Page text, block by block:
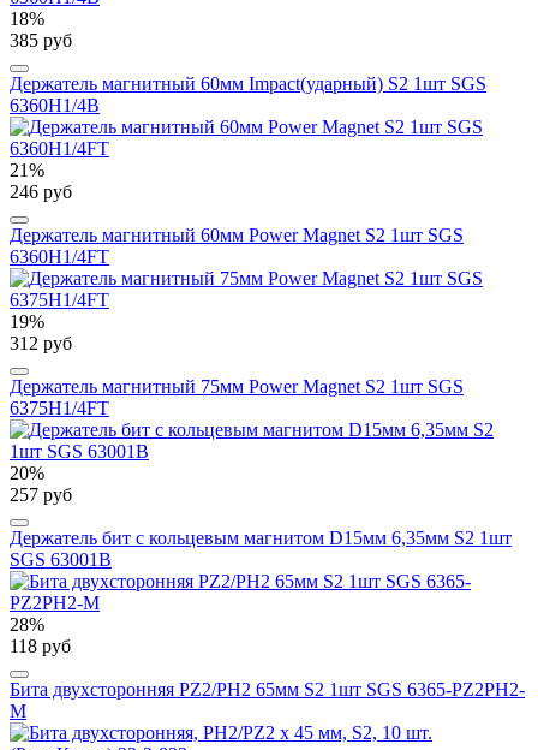
18%
385 руб
Держатель магнитный 60мм Impact(ударный) S2 1шт SGS
6360H1/4B
21%
246 руб
Держатель магнитный 60мм Power Magnet S2 1шт SGS
6360H1/4FT
19%
312 руб
Держатель магнитный 75мм Power Magnet S2 1шт SGS
6375H1/4FT
20%
257 руб
Держатель бит с кольцевым магнитом D15мм 6,35мм S2 1шт
SGS 63001B
28%
118 руб
Бита двухсторонняя PZ2/PH2 65мм S2 1шт SGS 6365-PZ2PH2-
M